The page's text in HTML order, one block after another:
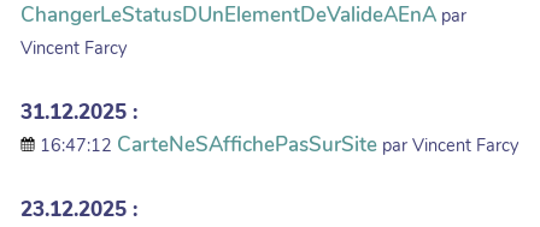
ChangerLeStatusDUnElementDeValideAEnA par
Vincent Farcy
31.12.2025 :
16:47:12 CarteNeSAffichePasSurSite par Vincent Farcy
23.12.2025 :